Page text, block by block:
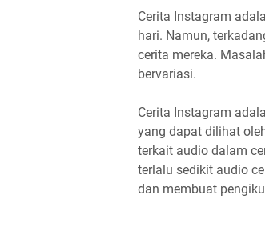
Cerita Instagram
hari. Namun,
cerita mereka.
bervariasi.
Cerita Instagram
yang dapat dilihat
terkait audio dalam
terlalu sedikit audio
dan membuat